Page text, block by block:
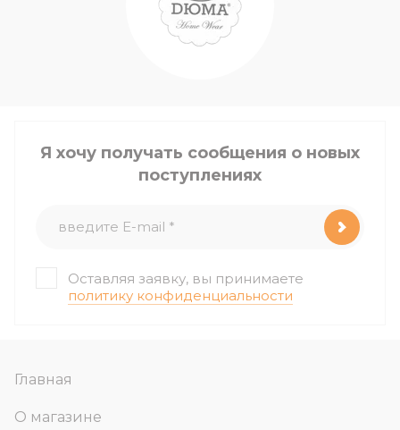
Главная
О магазине
Я хочу получать сообщения о новых
поступлениях
Оставляя заявку, вы принимаете
политику конфиденциальности